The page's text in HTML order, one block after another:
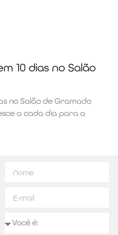
10 dias no Salão
no Salão de Gramado
a cada dia para a